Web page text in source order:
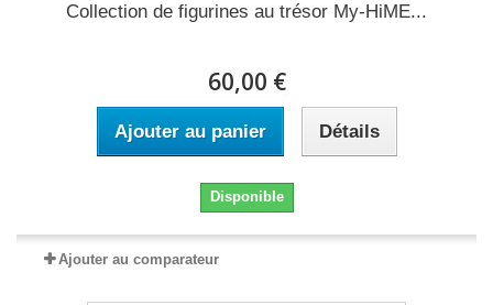
Collection de figurines au trésor My-HiME...
60,00 €
Ajouter au panier Détails
Disponible
Ajouter au comparateur